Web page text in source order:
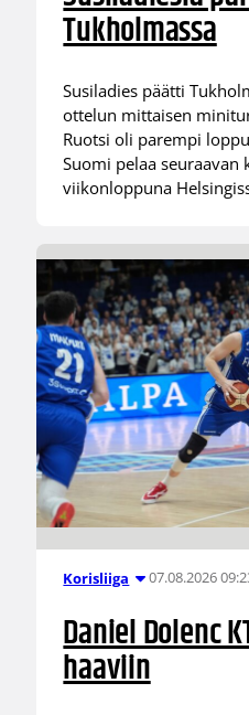
Tukholmassa
Susiladies päätti
ottelun mittaisen
Ruotsi oli parempi
Suomi pelaa seuraavan
viikonloppuna
Korisliiga 07.08.2026
Daniel Dolenc
haaviin